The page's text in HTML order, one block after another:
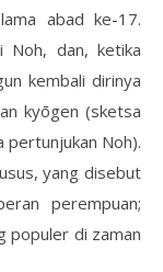
abad ke-17.
Noh, dan, ketika
kembali dirinya
kyōgen (sketsa
pertunjukan Noh).
yang disebut
perempuan;
populer di zaman